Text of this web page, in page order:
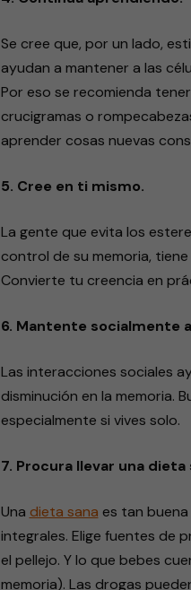
Se cree que, por un lado,
ayudan a mantener a las
Por eso se recomienda
crucigramas o
aprender cosas nuevas
5. Cree en ti mismo.
La gente que evita los
control de su memoria,
Convierte tu creencia en
6. Mantente socialmente
Las interacciones sociales
disminución en la memoria.
especialmente si vives solo.
7. Procura llevar una dieta
Una dieta sana es tan
integrales. Elige fuentes de
el pellejo. Y lo que bebes
memoria). Las drogas